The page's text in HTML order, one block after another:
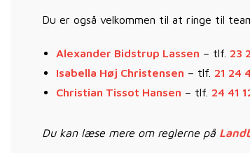
Du er også velkommen til at ringe til
Alexander Bidstrup Lassen – tlf. 23
Isabella Høj Christensen – tlf. 21 24
Christian Tissot Hansen – tlf. 24 41
Du kan læse mere om reglerne på